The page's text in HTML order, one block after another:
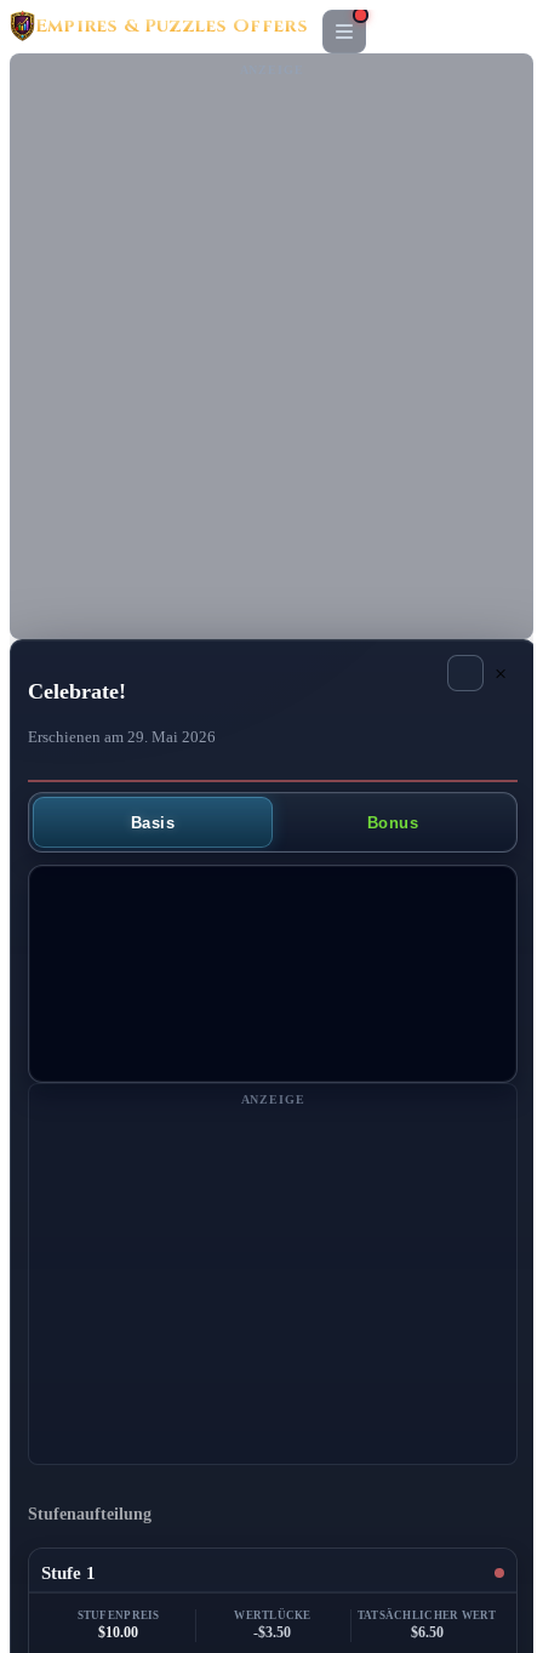
Empires & Puzzles Offers
Celebrate!
Erschienen am 29. Mai 2026
×
Basis Bonus
ANZEIGE
Stufenaufteilung
Stufe 1
STUFENPREIS
$10.00
WERTLÜCKE
-$3.50
TATSÄCHLICHER WERT
$6.50